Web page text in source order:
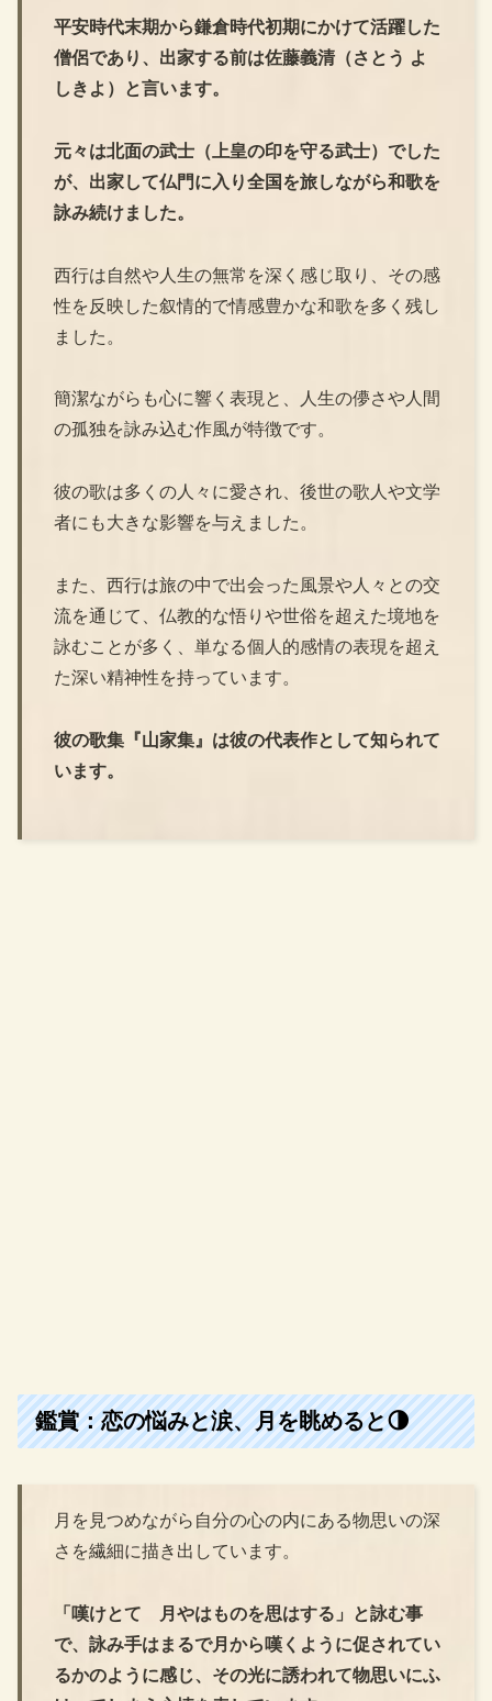
平安時代末期から鎌倉時代初期にかけて活躍した
僧侶であり、出家する前は佐藤義清（さとう よ
しきよ）と言います。
元々は北面の武士（上皇の印を守る武士）でした
が、出家して仏門に入り全国を旅しながら和歌を
詠み続けました。
西行は自然や人生の無常を深く感じ取り、その感
性を反映した叙情的で情感豊かな和歌を多く残し
ました。
簡潔ながらも心に響く表現と、人生の儚さや人間
の孤独を詠み込む作風が特徴です。
彼の歌は多くの人々に愛され、後世の歌人や文学
者にも大きな影響を与えました。
また、西行は旅の中で出会った風景や人々との交
流を通じて、仏教的な悟りや世俗を超えた境地を
詠むことが多く、単なる個人的感情の表現を超え
た深い精神性を持っています。
彼の歌集『山家集』は彼の代表作として知られて
います。
鑑賞：恋の悩みと涙、月を眺めると🌗
月を見つめながら自分の心の内にある物思いの深
さを繊細に描き出しています。
「嘆けとて 月やはものを思はする」と詠む事
で、詠み手はまるで月から嘆くように促されてい
るかのように感じ、その光に誘われて物思いにふ